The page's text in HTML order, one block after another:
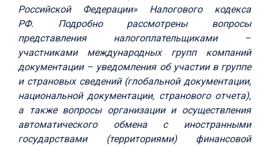
Российской Федерации» Налогового кодекса
РФ. Подробно рассмотрены вопросы
представления налогоплательщиками –
участниками международных групп компаний
документации – уведомления об участии в группе
и страновых сведений (глобальной документации,
национальной документации, странового отчета),
а также вопросы организации и осуществления
автоматического обмена с иностранными
государствами (территориями) финансовой